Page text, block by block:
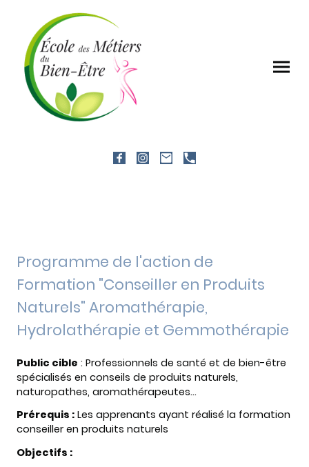
Programme de l'action de
Formation "Conseiller en Produits
Naturels" Aromathérapie,
Hydrolathérapie et Gemmothérapie
Public cible : Professionnels de santé et de bien-être
spécialisés en conseils de produits naturels,
naturopathes, aromathérapeutes…
Prérequis : Les apprenants ayant réalisé la formation
conseiller en produits naturels
Objectifs :